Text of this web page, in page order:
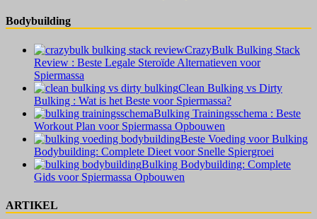
Bodybuilding
CrazyBulk Bulking Stack
Review : Beste Legale Steroïde Alternatieven voor
Spiermassa
Clean Bulking vs Dirty
Bulking : Wat is het Beste voor Spiermassa?
Bulking Trainingsschema : Beste
Workout Plan voor Spiermassa Opbouwen
Beste Voeding voor Bulking
Bodybuilding: Complete Dieet voor Snelle Spiergroei
Bulking Bodybuilding: Complete
Gids voor Spiermassa Opbouwen
ARTIKEL